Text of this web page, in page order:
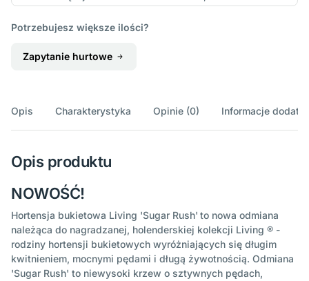
Potrzebujesz większe ilości?
Zapytanie hurtowe
Opis Charakterystyka Opinie (0) Informacje
Opis produktu
NOWOŚĆ!
Hortensja bukietowa Living 'Sugar Rush' to nowa odmiana
należąca do nagradzanej, holenderskiej kolekcji Living ® -
rodziny hortensji bukietowych wyróżniających się długim
kwitnieniem, mocnymi pędami i długą żywotnością. Odmiana
'Sugar Rush' to niewysoki krzew o sztywnych pędach,